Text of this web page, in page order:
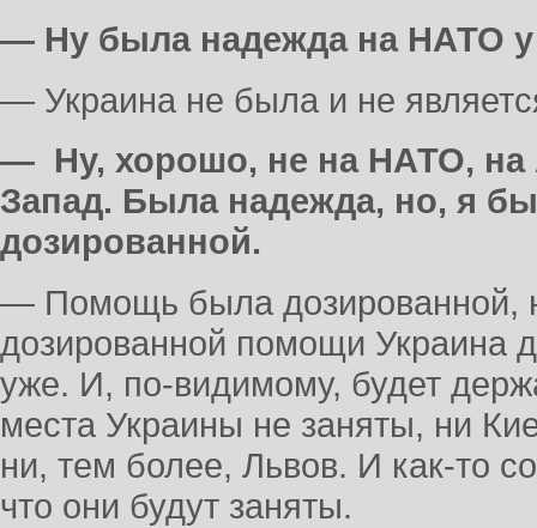
— Ну была надежда на НАТО
— Украина не была и не
— Ну, хорошо, не на НАТО, на
Запад. Была надежда, но, я
дозированной.
— Помощь была дозированной,
дозированной помощи Украина
уже. И, по-видимому, будет
места Украины не заняты, ни
ни, тем более, Львов. И как-то
что они будут заняты.